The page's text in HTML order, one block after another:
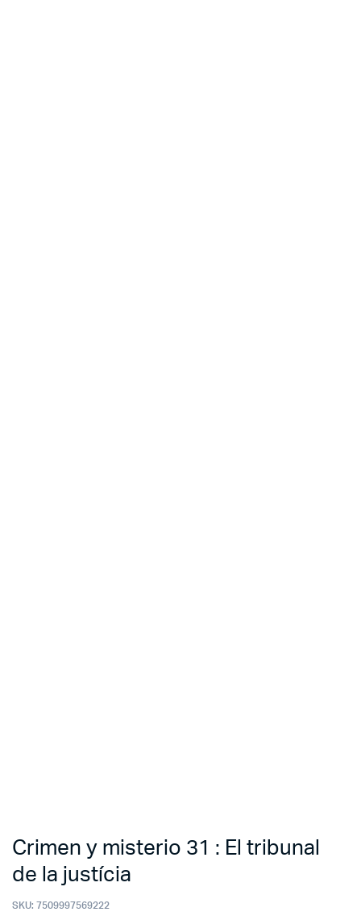
Crimen y misterio 31 : El tribunal
de la justícia
SKU: 7509997569222